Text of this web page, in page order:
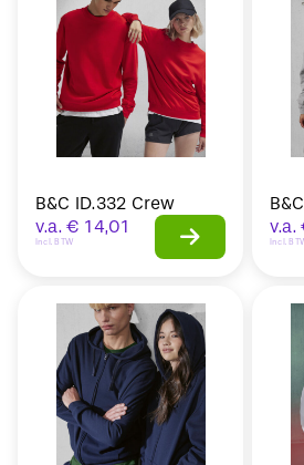
B&C ID.332 Crew
v.a. € 14,01
Incl. BTW
v.a.
Incl.